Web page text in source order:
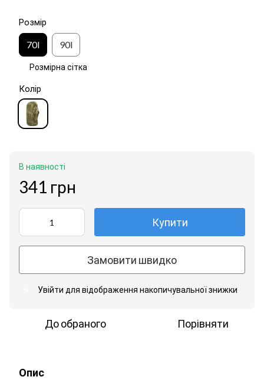
Розмір
70l 90l
Розмірна сітка
Колір
В наявності
341 грн
Купити
Замовити швидко
Увійти для відображення накопичувальної знижки
До обраного Порівняти
Опис